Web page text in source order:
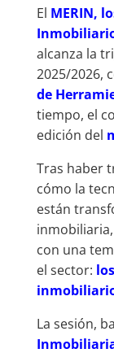
El MERIN,
alcanza la
2025/2026,
de
tiempo, el
edición del
Tras haber
cómo la
están
con una
el sector:
La sesión,